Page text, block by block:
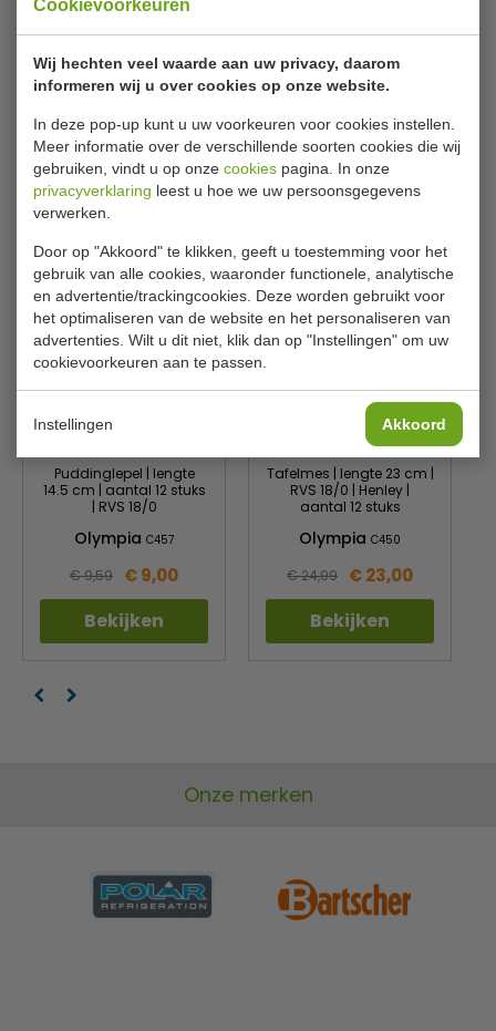
Cookievoorkeuren
Wij hechten veel waarde aan uw privacy, daarom
informeren wij u over cookies op onze website.
In deze pop-up kunt u uw voorkeuren voor cookies instellen.
Meer informatie over de verschillende soorten cookies die wij
gebruiken, vindt u op onze cookies pagina. In onze
privacyverklaring leest u hoe we uw persoonsgegevens
verwerken.
Door op "Akkoord" te klikken, geeft u toestemming voor het
gebruik van alle cookies, waaronder functionele, analytische
en advertentie/trackingcookies. Deze worden gebruikt voor
het optimaliseren van de website en het personaliseren van
advertenties. Wilt u dit niet, klik dan op "Instellingen" om uw
cookievoorkeuren aan te passen.
Instellingen Akkoord
Model
Nummer
GAC456
Aantal
12 stuks
Lengte
19 cm
Materiaal
RVS 18/0
Gerelateerde producten
Puddinglepel | lengte
14.5 cm | aantal 12 stuks
| RVS 18/0
Olympia C457
€ 9,59 € 9,00
Bekijken
Tafelmes | lengte 23 cm |
RVS 18/0 | Henley |
aantal 12 stuks
Olympia C450
€ 24,99 € 23,00
Bekijken
Onze merken